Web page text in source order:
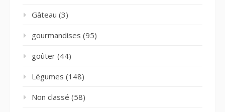
Gâteau (3)
gourmandises (95)
goûter (44)
Légumes (148)
Non classé (58)